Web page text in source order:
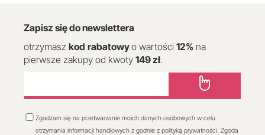
Zapisz się do newslettera
otrzymasz kod rabatowyo wartości 12% na
pierwsze zakupy od kwoty 149 zł.
Zgadzam się na przetwarzanie moich danych osobowych w celu
otrzymania informacji handlowych z godnie z polityką prywatności. Zgoda